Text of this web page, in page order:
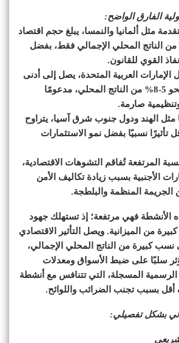
الفارق الواضح:
مثل ألمانيا والنمسا، يبلغ حجم اقتصاد
حوالي 6-15% من الناتج المحلي الإجمالي فقط، بفضل
القوي للقانون.
العربية المتحدة، يصل إلى أدنى
المستويات عالميًا، نحو 5-8% من الناتج المحلي، مدعومًا
صارمة.
الهند ودول جنوب شرق آسيا، يتراوح
أقل تأثيرًا نسبيًا بفضل نمو الاستثمارات
المرتفعة تُفاقم التشوهات الاقتصادية،
الأجنبية بسبب زيادة تكاليف الأمن
الجريمة المنظمة والبلطجة.
الأنشطة فهي مرتفعة؛ إذ تستهلك جهود
كبيرة من الميزانية. ويصل التأثير الاقتصادي
نسب كبيرة من الناتج المحلي الإجمالي،
سلبًا على ضبط الأسواق ومعدلات
الرسمية المسجلة، التي تتنافس مع أنشطة
أقل بسبب تجنب الضرائب واللوائح.
بشكل تفصيلي: